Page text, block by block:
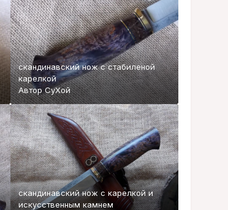
скандинавский нож с стабиленой
карелкой
Автор СуХой
скандинавский нож с карелкой и
искусственным камнем